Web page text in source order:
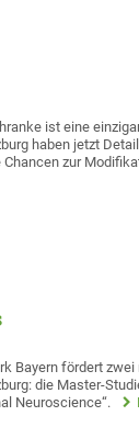
ist eine
haben jetzt
zur
Bayern fördert
die Master-
Neuroscience“.